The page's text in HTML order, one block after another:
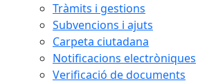
Tràmits i gestions
Subvencions i ajuts
Carpeta ciutadana
Notificacions electròniques
Verificació de documents